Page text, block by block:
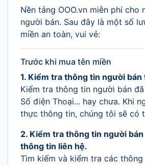
Nền tảng OOO.vn miễn phí cho
người bán. Sau đây là một số
miền an toàn, vui vẻ:
Trước khi mua tên miền
1. Kiểm tra thông tin người bán
Kiểm tra thông tin người bán
Số điện Thoại... hay chưa. Khi
thực thông tin, chúng tôi sẽ có
2. Kiểm tra thông tin người
thông tin liên hệ.
Tìm kiếm và kiểm tra các